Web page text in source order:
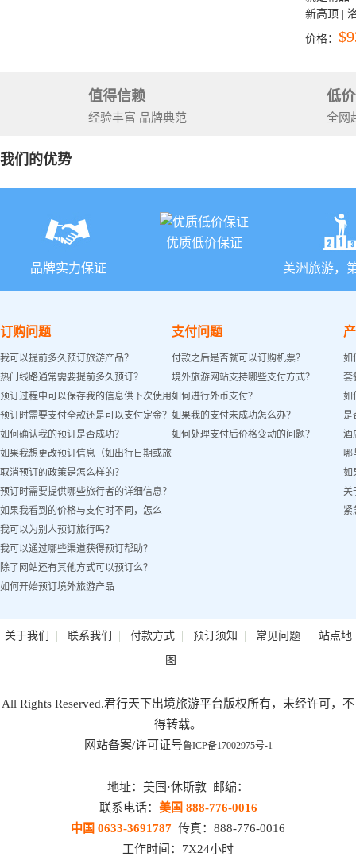
新高顶 |
彩穴+马
价格：
值得信赖
经验丰富 品牌典范
低
全网
我们的优势
品牌实力保证
优质低价保证
美洲旅游，
订购问题
我可以提前多久预订旅游产品？
热门线路通常需要提前多久预订？
预订过程中可以保存我的信息供下次使用
吗？
预订时需要支付全款还是可以支付定金？
如何确认我的预订是否成功？
如果我想更改预订信息（如出行日期或旅
客姓名）怎么办？
取消预订的政策是怎么样的？
预订时需要提供哪些旅行者的详细信息？
如果我看到的价格与支付时不同，怎么
办？
我可以为别人预订旅行吗？
我可以通过哪些渠道获得预订帮助？
除了网站还有其他方式可以预订么？
如何开始预订境外旅游产品
支付问题
付款之后是否就可以订购机票？
境外旅游网站支持哪些支付方式？
如何进行外币支付？
如果我的支付未成功怎么办？
如何处理支付后价格变动的问题？
如
套
如
是
酒
哪
如
关
紧
关于我们 | 联系我们 | 付款方式| 预订须知 | 常见问题| 站点地
图 |
All Rights Reserved.君行天下出境旅游平台版权所有，未经许可，不
得转载。
网站备案/许可证号鲁ICP备17002975号-1
地址：美国·休斯敦 邮编：
联系电话： 美国 888-776-0016
中国 0633-3691787 传真：888-776-0016
工作时间：7X24小时